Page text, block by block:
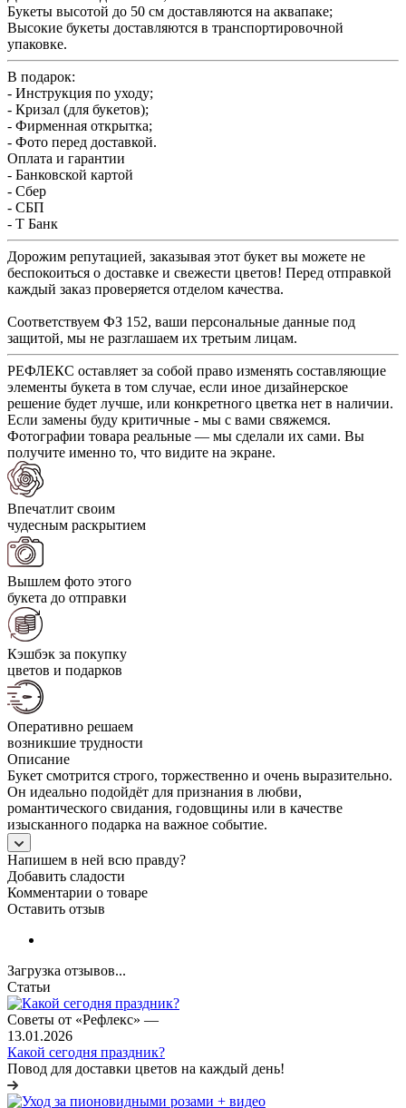
Букеты высотой до 50 см доставляются на аквапаке;
Высокие букеты доставляются в транспортировочной
упаковке.
В подарок:
- Инструкция по уходу;
- Кризал (для букетов);
- Фирменная открытка;
- Фото перед доставкой.
Оплата и гарантии
- Банковской картой
- Сбер
- СБП
- Т Банк
Дорожим репутацией, заказывая этот букет вы можете не
беспокоиться о доставке и свежести цветов! Перед отправкой
каждый заказ проверяется отделом качества.
Соответствуем ФЗ 152, ваши персональные данные под
защитой, мы не разглашаем их третьим лицам.
РЕФЛЕКС оставляет за собой право изменять составляющие
элементы букета в том случае, если иное дизайнерское
решение будет лучше, или конкретного цветка нет в наличии.
Если замены буду критичные - мы с вами свяжемся.
Фотографии товара реальные — мы сделали их сами. Вы
получите именно то, что видите на экране.
Впечатлит своим
чудесным раскрытием
Вышлем фото этого
букета до отправки
Кэшбэк за покупку
цветов и подарков
Оперативно решаем
возникшие трудности
Описание
Букет смотрится строго, торжественно и очень выразительно.
Он идеально подойдёт для признания в любви,
романтического свидания, годовщины или в качестве
изысканного подарка на важное событие.
Напишем в ней всю правду?
Добавить сладости
Комментарии о товаре
Оставить отзыв
Загрузка отзывов...
Статьи
Советы от «Рефлекс» —
13.01.2026
Какой сегодня праздник?
Повод для доставки цветов на каждый день!